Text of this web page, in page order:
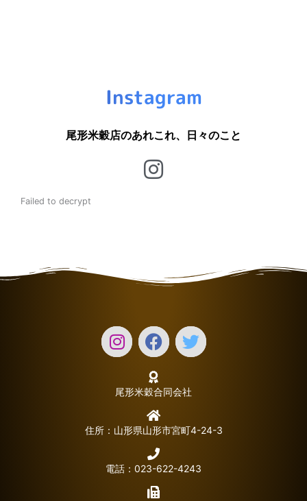
Instagram
尾形米穀店のあれこれ、日々のこと
Failed to decrypt
尾形米穀合同会社
住所：山形県山形市宮町4-24-3
電話：023-622-4243